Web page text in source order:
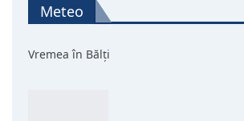
Meteo
Vremea în Bălți